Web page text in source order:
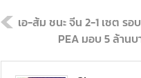
เอ-ส้ม ชนะ จีน 2-1 เซต รอ
PEA มอบ 5 ล้าน